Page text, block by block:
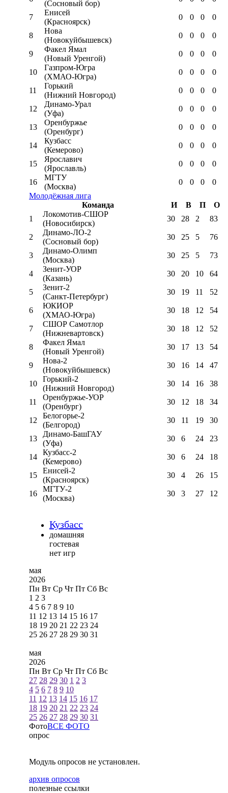
(Сосновый бор)
7
Енисей
(Красноярск)
0 0 0 0
8
Нова
(Новокуйбышевск)
0 0 0 0
9
Факел Ямал
(Новый Уренгой)
0 0 0 0
10
Газпром-Югра
(ХМАО-Югра)
0 0 0 0
11
Горький
(Нижний Новгород)
0 0 0 0
12
Динамо-Урал
(Уфа)
0 0 0 0
13
Оренбуржье
(Оренбург)
0 0 0 0
14
Кузбасс
(Кемерово)
0 0 0 0
15
Ярославич
(Ярославль)
0 0 0 0
16
МГТУ
(Москва)
0 0 0
0
Молодёжная лига
Команда
И В П
О
1
Локомотив-CШОР
(Новосибирск)
30 28 2 83
2
Динамо-ЛО-2
(Сосновый бор)
30 25 5 76
3
Динамо-Олимп
(Москва)
30 25 5 73
4
Зенит-УОР
(Казань)
30 20 10 64
5
Зенит-2
(Санкт-Петербург)
30 19 11 52
6
ЮКИОР
(ХМАО-Югра)
30 18 12 54
7
СШОР Самотлор
(Нижневартовск)
30 18 12 52
8
Факел Ямал
(Новый Уренгой)
30 17 13 54
9
Нова-2
(Новокуйбышевск)
30 16 14 47
10
Горький-2
(Нижний Новгород)
30 14 16 38
11
Оренбуржье-УОР
(Оренбург)
30 12 18 34
12
Белогорье-2
(Белгород)
30 11 19 30
13
Динамо-БашГАУ
(Уфа)
30 6 24 23
14
Кузбасс-2
(Кемерово)
30 6 24 18
15
Енисей-2
(Красноярск)
30 4 26 15
16
МГТУ-2
(Москва)
30 3 27 12
Кузбасс
домашняя
гостевая
нет игр
мая
2026
Пн Вт Ср Чт Пт Сб Вс
1 2 3
4 5 6 7 8 9 10
11 12 13 14 15 16 17
18 19 20 21 22 23 24
25 26 27 28 29 30 31
мая
2026
Пн Вт Ср Чт Пт Сб Вс
27 28 29 30 1 2 3
4 5 6 7 8 9 10
11 12 13 14 15 16 17
18 19 20 21 22 23 24
25 26 27 28 29 30 31
ФотоВСЕ ФОТО
опрос
Модуль опросов не установлен.
архив опросов
полезные ссылки